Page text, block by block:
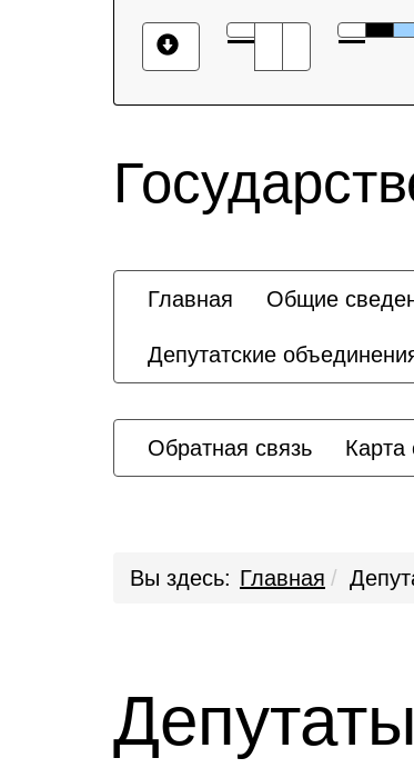
Главная Общие
Депутатские
Обратная связь Карта
Вы здесь: Главная